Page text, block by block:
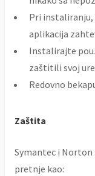
Pri
aplikacija
Instalirajte
zaštitili svoj
Redovno
Zaštita
Symantec i
pretnje kao: